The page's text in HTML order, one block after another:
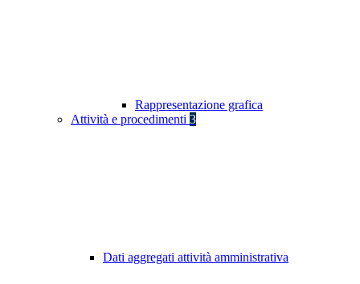
Rappresentazione grafica
Attività e procedimenti 3
Dati aggregati attività amministrativa